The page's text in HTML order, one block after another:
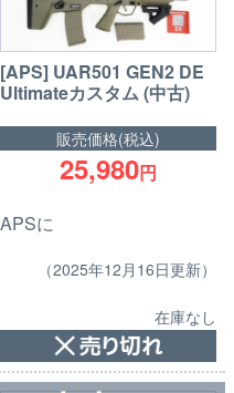
[APS] UAR501 GEN2 DE
Ultimateカスタム (中古)
販売価格(税込)
25,980円
APSに
（2025年12月16日更新）
在庫なし